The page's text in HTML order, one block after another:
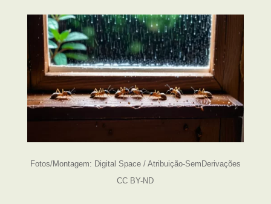
Fotos/Montagem: Digital Space / Atribuição-SemDerivações
CC BY-ND